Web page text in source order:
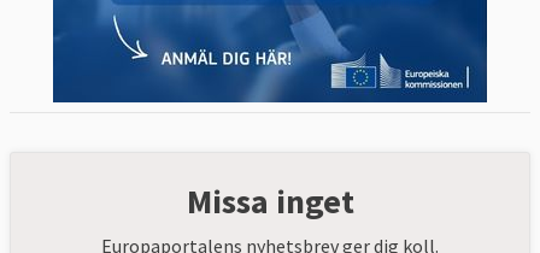
Missa inget
Europaportalens nyhetsbrev ger dig koll.